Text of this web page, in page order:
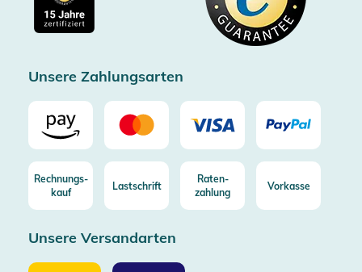
Kostenlose Rücksendung (aus DE/AT)
Unsere Zahlungsarten
Rechnungs-
kauf
Lastschrift
Raten-
zahlung
Vorkasse
Unsere Versandarten